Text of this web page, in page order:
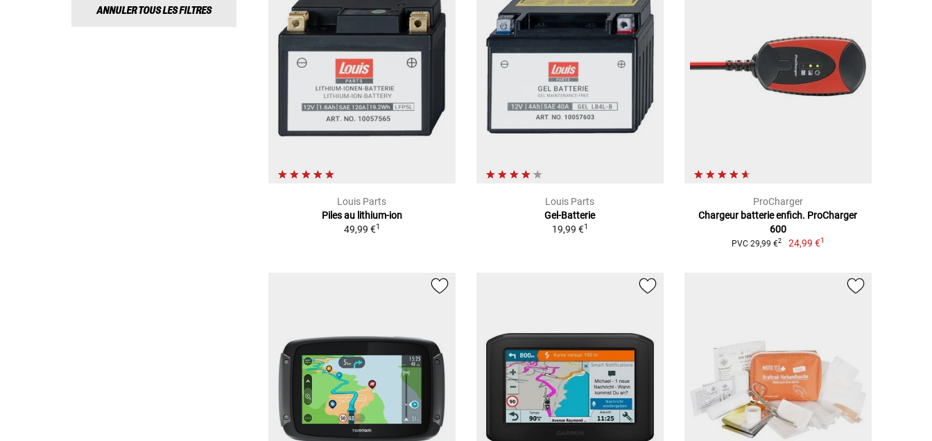
ANNULER TOUS LES FILTRES
Louis Parts
Piles au lithium-ion
49,99 €1
Louis Parts
Gel-Batterie
19,99 €1
ProCharger
Chargeur batterie enfich. ProCharger
600
PVC 29,99 €2 24,99 €1